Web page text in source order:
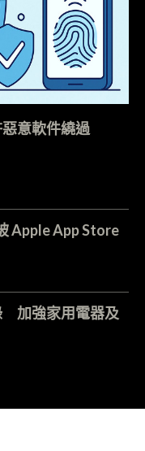
意軟件繞過
Apple App Store
加強家用電器及